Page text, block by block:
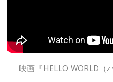
映画『HELLO WORLD（